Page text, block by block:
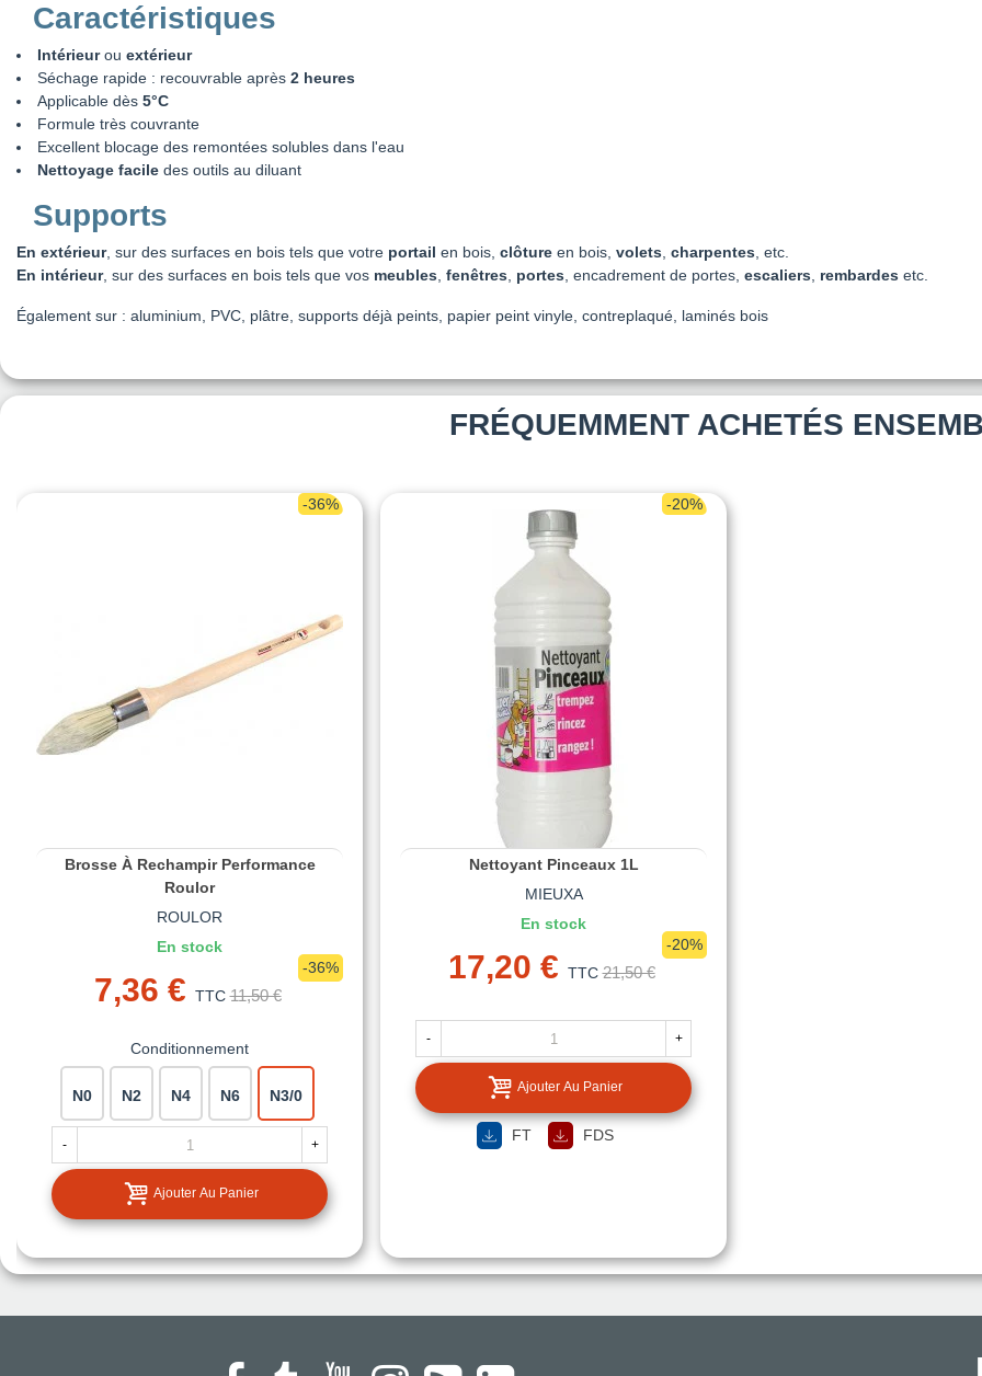
Caractéristiques
Intérieurou extérieur
Séchage rapide : recouvrable après 2 heures
Applicable dès 5°C
Formule très couvrante
Excellent blocage des remontées solubles dans l'eau
Nettoyage facile des outils au diluant
Supports
En extérieur, sur des surfaces en bois tels que votre portail en bois, clôture en bois, volets, charpentes, etc.
En intérieur, sur des surfaces en bois tels que vos meubles, fenêtres, portes, encadrement de portes, escaliers, rembardes etc.
Également sur : aluminium, PVC, plâtre, supports déjà peints, papier peint vinyle, contreplaqué, laminés bois
FRÉQUEMMENT ACHETÉS
-36%
Brosse À Rechampir Performance
Roulor
ROULOR
En stock
7,36 € TTC 11,50 €
-36%
Conditionnement
N0 N2 N4 N6 N3/0
- +
Ajouter Au Panier
-20%
Nettoyant Pinceaux 1L
MIEUXA
En stock
17,20 € TTC 21,50 €
-20%
- +
Ajouter Au Panier
FT FDS